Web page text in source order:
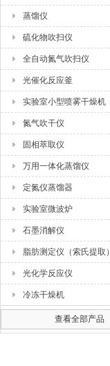
蒸馏仪
硫化物吹扫仪
全自动氮气吹扫仪
光催化反应釜
实验室小型喷雾干燥机
氮气吹干仪
固相萃取仪
万用一体化蒸馏仪
定氮仪蒸馏器
实验室微波炉
石墨消解仪
脂肪测定仪（索氏提取）
光化学反应仪
冷冻干燥机
查看全部产品